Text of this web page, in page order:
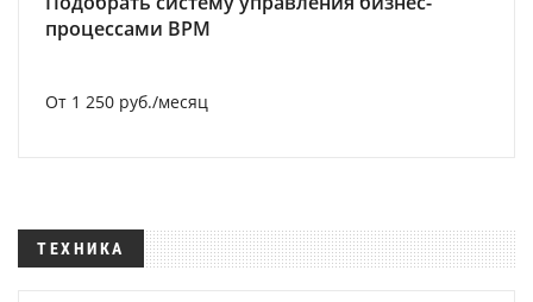
процессами BPM
От 1 250 руб./месяц
ТЕХНИКА